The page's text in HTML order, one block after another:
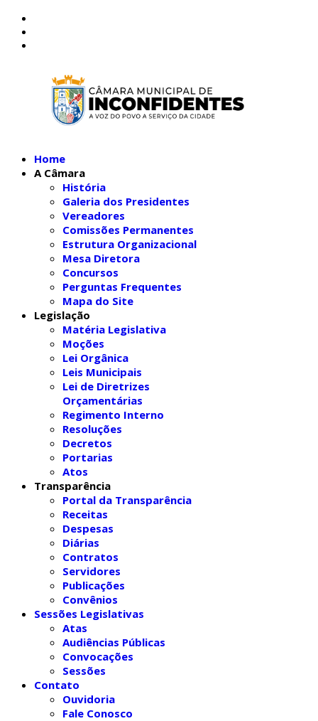
Home
A Câmara
História
Galeria dos Presidentes
Vereadores
Comissões Permanentes
Estrutura Organizacional
Mesa Diretora
Concursos
Perguntas Frequentes
Mapa do Site
Legislação
Matéria Legislativa
Moções
Lei Orgânica
Leis Municipais
Lei de Diretrizes
Orçamentárias
Regimento Interno
Resoluções
Decretos
Portarias
Atos
Transparência
Portal da Transparência
Receitas
Despesas
Diárias
Contratos
Servidores
Publicações
Convênios
Sessões Legislativas
Atas
Audiências Públicas
Convocações
Sessões
Contato
Ouvidoria
Fale Conosco